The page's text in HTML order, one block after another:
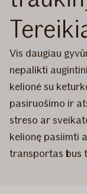
Vis daugiau
nepalikti
kelionė su
pasiruošimo ir
streso ar
kelionę pasiimti
transportas bus